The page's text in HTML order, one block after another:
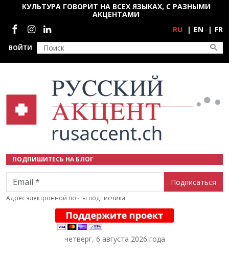
Перейти к основному содержанию
ВОЙТИ
КУЛЬТУРА ГОВОРИТ НА ВСЕХ ЯЗЫКАХ, С РАЗНЫМИ
АКЦЕНТАМИ
Социальные сети
RU EN FR
ПОДПИШИТЕСЬ НА БЛОГ
Email
Адрес электронной почты подписчика.
четверг, 6 августа 2026 года